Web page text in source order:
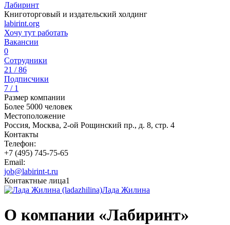
Лабиринт
Книготорговый и издательский холдинг
labirint.org
Хочу тут работать
Вакансии
0
Сотрудники
21 / 86
Подписчики
7 / 1
Размер компании
Более 5000 человек
Местоположение
Россия, Москва, 2-ой Рощинский пр., д. 8, стр. 4
Контакты
Телефон:
+7 (495) 745-75-65
Email:
job@labirint-t.ru
Контактные лица1
Лада Жилина
О компании «Лабиринт»